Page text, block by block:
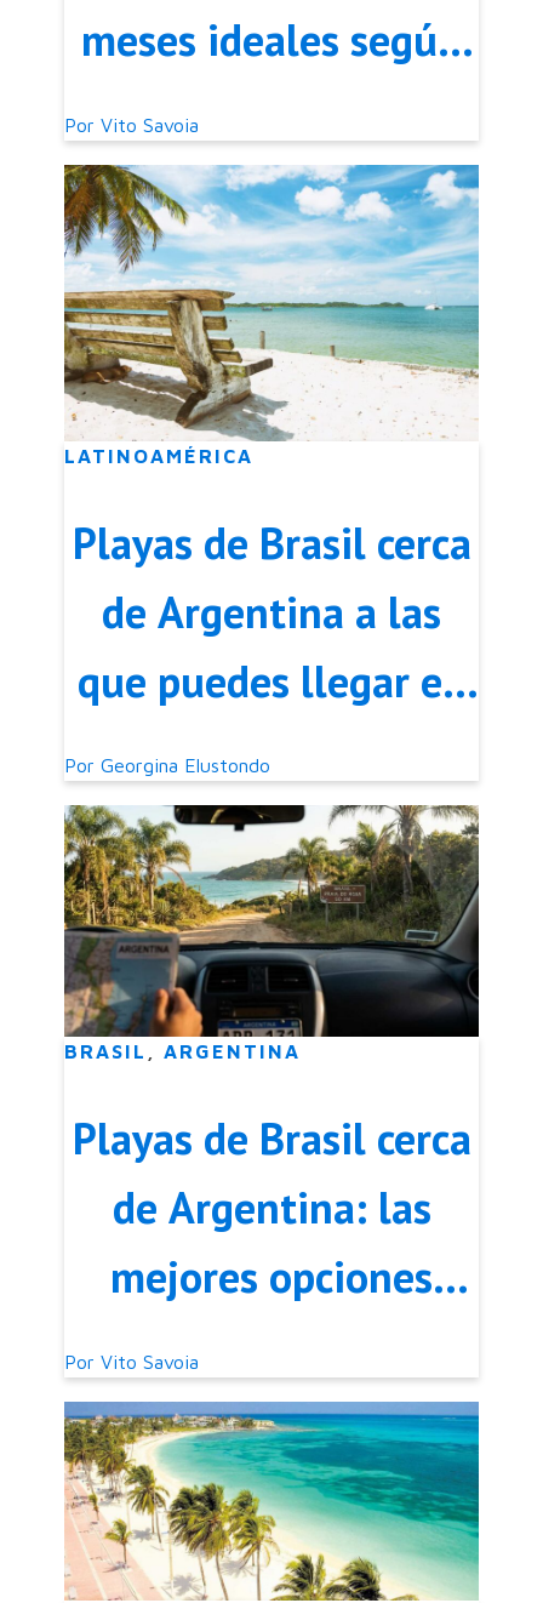
meses ideales según
clima y precio
Por Vito Savoia
LATINOAMÉRICA
Playas de Brasil cerca
de Argentina a las
que puedes llegar en
auto
Por Georgina Elustondo
BRASIL ARGENTINA
Playas de Brasil cerca
de Argentina: las
mejores opciones
para viajar fácil y
gastar menos en
2026
Por Vito Savoia